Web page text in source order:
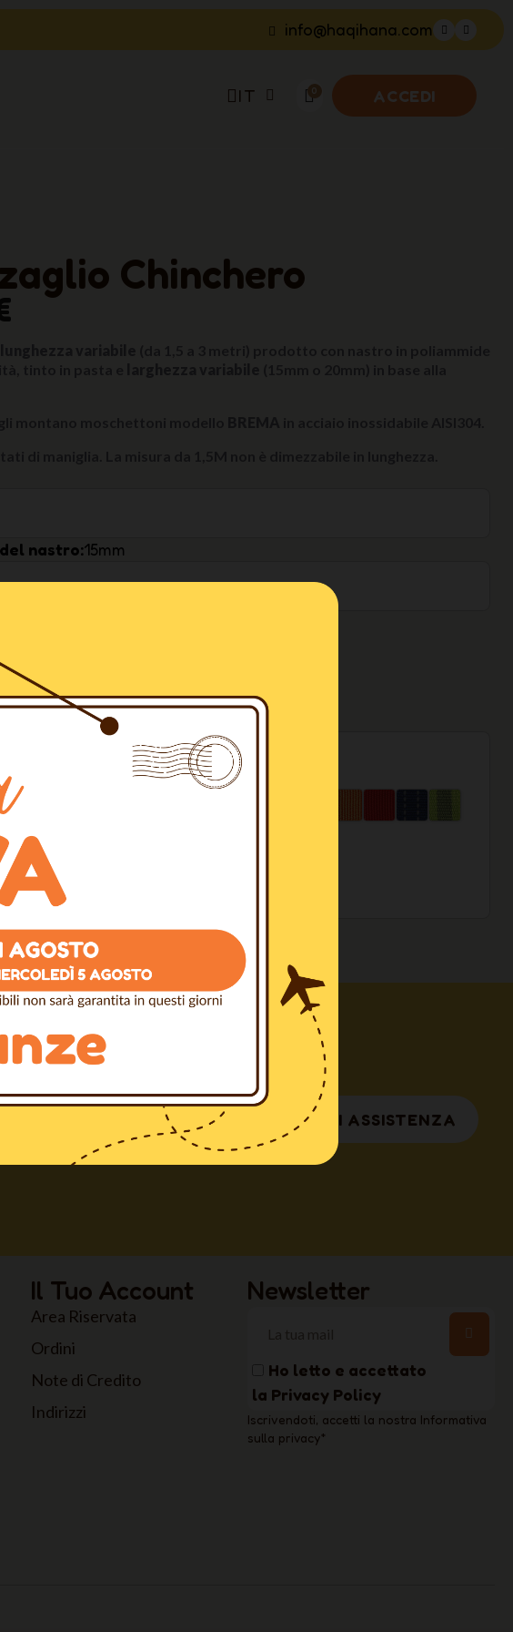
info@haqihana.com
IT ACCEDI
Chinchero
nastro 15mm
in magazzino
AGGIUNGI AL CARRELLO
Disponibili
in Italia sopra i 100€
Sicuri
da Professionisti
RICHIEDI ASSISTENZA
Il Tuo Account
Area Riservata
Ordini
Note di Credito
Indirizzi
Newsletter
Ho letto e accettato
la Privacy Policy
Iscrivendoti, accetti la nostra Informativa
sulla privacy*